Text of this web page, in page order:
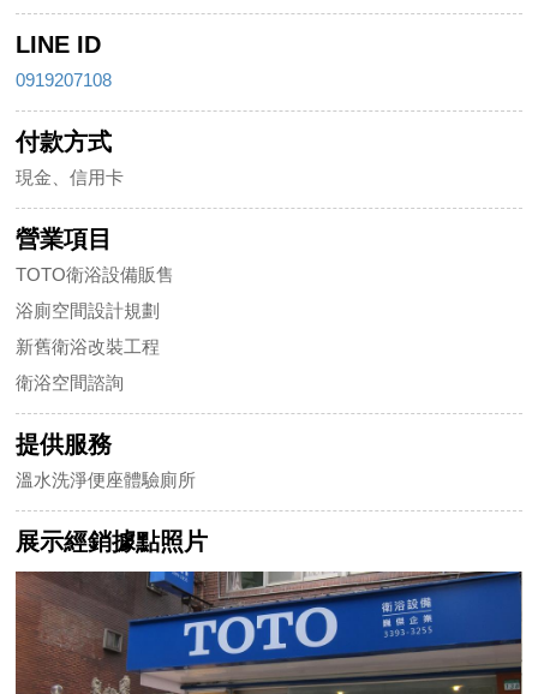
LINE ID
0919207108
付款方式
現金、信用卡
營業項目
TOTO衛浴設備販售
浴廁空間設計規劃
新舊衛浴改裝工程
衛浴空間諮詢
提供服務
溫水洗淨便座體驗廁所
展示經銷據點照片